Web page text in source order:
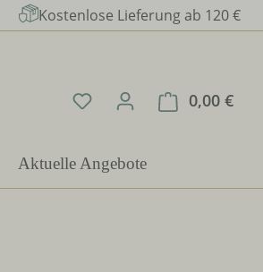
Kostenlose Lieferung ab 120 €
Du hast 0 Produkte auf
0,00 €
Aktuelle Angebote